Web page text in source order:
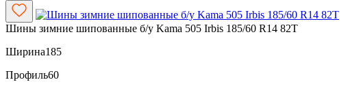
Шины зимние шипованные б/у Kama 505 Irbis 185/60 R14 82T
Ширина185
Профиль60